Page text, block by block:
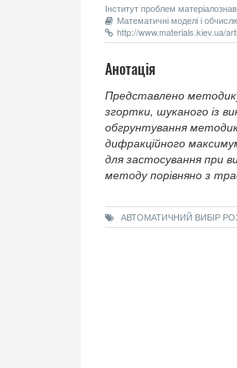
Інститут проблем
Математичні моделі і
http://www.materials.kiev.ua/
Анотація
Представлено
згортки, шуканого із
обгрунтування
дифракційного
для застосування при
методу порівняно з
АВТОМАТИЧНИЙ ВИБІР